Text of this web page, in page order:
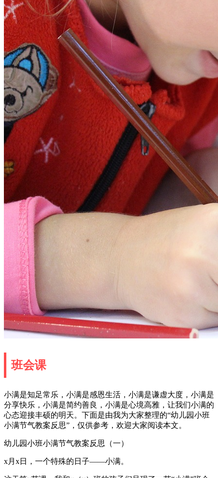
班会课
小满是知足常乐，小满是感恩生活，小满是谦虚大度，小满是
分享快乐，小满是简约善良，小满是心境高雅，让我们小满的
心态迎接丰硕的明天。下面是由我为大家整理的“幼儿园小班
小满节气教案反思”，仅供参考，欢迎大家阅读本文。
幼儿园小班小满节气教案反思（一）
x月x日，一个特殊的日子——小满。